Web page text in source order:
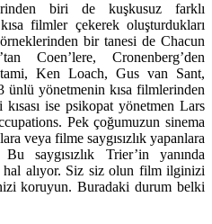
biri de kuşkusuz farklı
filmler çekerek oluşturdukları
bir tanesi de Chacun
Coen’lere, Cronenberg’den
Ken Loach, Gus van Sant,
yönetmenin kısa filmlerinden
ise psikopat yönetmen Lars
Pek çoğumuzun sinema
veya filme saygısızlık yapanlara
saygısızlık Trier’in yanında
hal alıyor. Siz siz olun film ilginizi
koruyun. Buradaki durum belki